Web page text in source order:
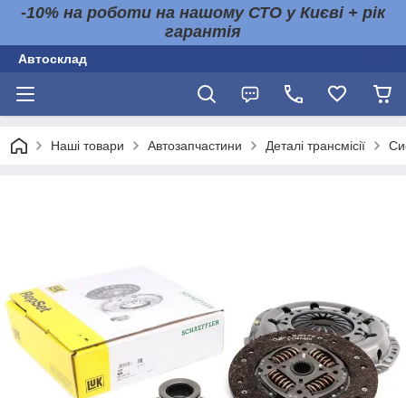
-10% на роботи на нашому СТО у Києві + рік
гарантія
Автосклад
Наші товари Автозапчастини Деталі трансмісії